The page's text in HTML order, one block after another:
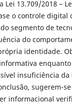
Lei 13.709/2018 –
o controle
segmento de
do
identidade.
insuficiência
sugerem-
informacional